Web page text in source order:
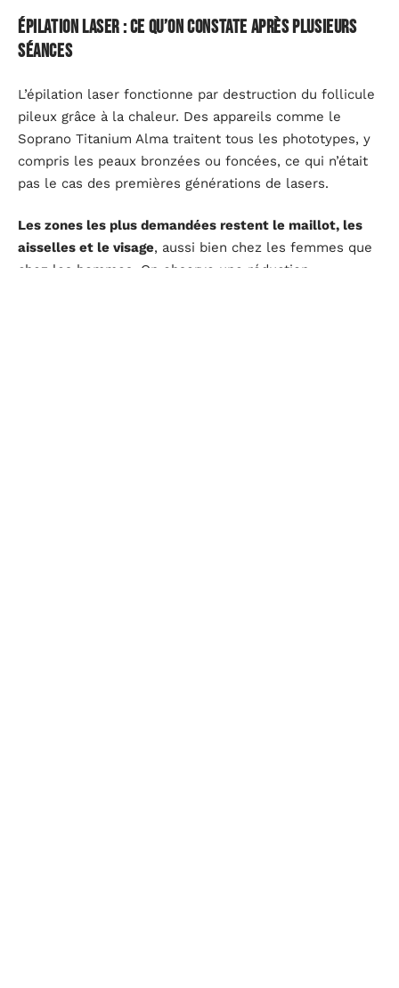
Épilation laser : ce qu’on constate après plusieurs
séances
L’épilation laser fonctionne par destruction du follicule
pileux grâce à la chaleur. Des appareils comme le
Soprano Titanium Alma traitent tous les phototypes, y
compris les peaux bronzées ou foncées, ce qui n’était
pas le cas des premières générations de lasers.
Les zones les plus demandées restent le maillot, les
aisselles et le visage, aussi bien chez les femmes que
chez les hommes. On observe une réduction